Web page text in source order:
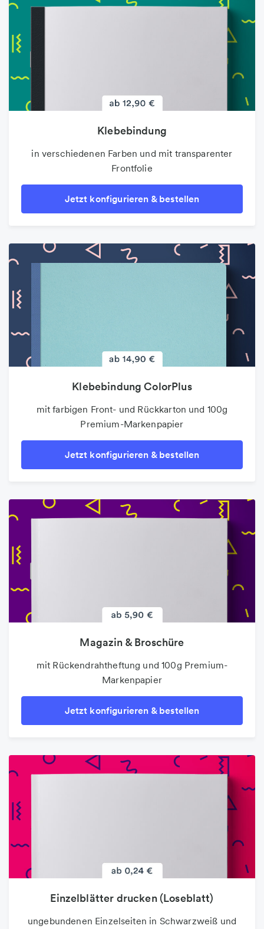
Klebebindung
in verschiedenen Farben und mit transparenter
Frontfolie
Jetzt konfigurieren & bestellen
Klebebindung ColorPlus
mit farbigen Front- und Rückkarton und 100g
Premium-Markenpapier
Jetzt konfigurieren & bestellen
Magazin & Broschüre
mit Rückendrahtheftung und 100g Premium-
Markenpapier
Jetzt konfigurieren & bestellen
Einzelblätter drucken (Loseblatt)
ungebundenen Einzelseiten in Schwarzweiß und